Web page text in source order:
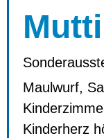
Maulwurf,
Kinderherz